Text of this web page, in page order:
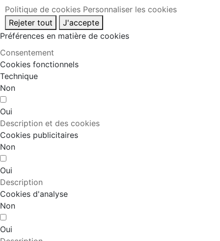
Politique de cookies Personnaliser les cookies
Rejeter tout
J'accepte
Préférences en matière de cookies
Consentement
Cookies fonctionnels
Technique
Non
Oui
Description et des cookies
Cookies publicitaires
Non
Oui
Description
Cookies d'analyse
Non
Oui